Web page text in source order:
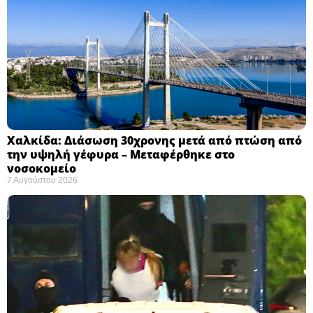
Χαλκίδα: Διάσωση 30χρονης μετά από πτώση από
την υψηλή γέφυρα – Μεταφέρθηκε στο
νοσοκομείο ​
7 Αυγούστου 2026